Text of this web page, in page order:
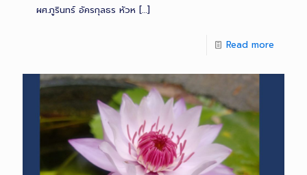
ผศ.ภูรินทร์ อัครกุลธร หัวห […]
Read more